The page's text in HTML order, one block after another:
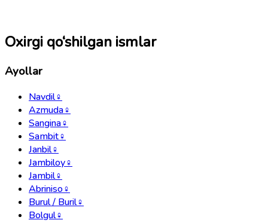
Oxirgi qo‘shilgan ismlar
Ayollar
Navdil♀
Azmuda♀
Sangina♀
Sambit♀
Janbil♀
Jambiloy♀
Jambil♀
Abriniso♀
Burul / Buril♀
Bolgul♀